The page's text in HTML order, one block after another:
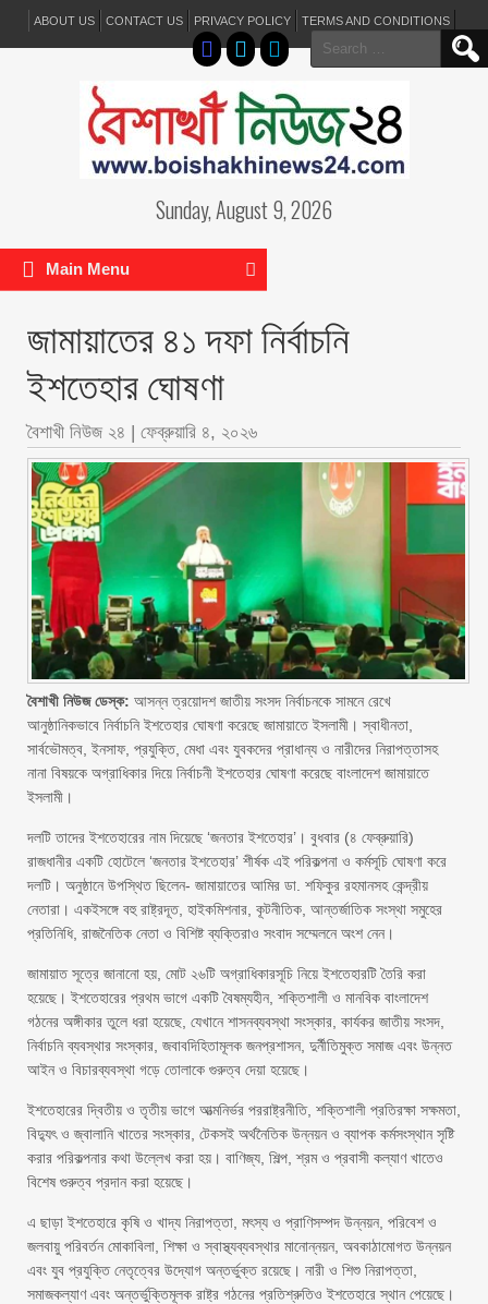
ABOUT US CONTACT US PRIVACY POLICY TERMS AND CONDITIONS
Search
for:
Sunday, August 9, 2026
Main Menu
জামায়াতের ৪১ দফা নির্বাচনি
ইশতেহার ঘোষণা
বৈশাখী নিউজ ২৪ | ফেব্রুয়ারি ৪, ২০২৬
বৈশাখী নিউজ ডেস্ক: আসন্ন ত্রয়োদশ জাতীয় সংসদ নির্বাচনকে সামনে রেখে
আনুষ্ঠানিকভাবে নির্বাচনি ইশতেহার ঘোষণা করেছে জামায়াতে ইসলামী। স্বাধীনতা,
সার্বভৌমত্ব, ইনসাফ, প্রযুক্তি, মেধা এবং যুবকদের প্রাধান্য ও নারীদের নিরাপত্তাসহ
নানা বিষয়কে অগ্রাধিকার দিয়ে নির্বাচনী ইশতেহার ঘোষণা করেছে বাংলাদেশ জামায়াতে
ইসলামী।
দলটি তাদের ইশতেহারের নাম দিয়েছে ‘জনতার ইশতেহার’। বুধবার (৪ ফেব্রুয়ারি)
রাজধানীর একটি হোটেলে ‘জনতার ইশতেহার’ শীর্ষক এই পরিকল্পনা ও কর্মসূচি ঘোষণা করে
দলটি। অনুষ্ঠানে উপস্থিত ছিলেন- জামায়াতের আমির ডা. শফিকুর রহমানসহ কেন্দ্রীয়
নেতারা। একইসঙ্গে বহু রাষ্ট্রদূত, হাইকমিশনার, কূটনীতিক, আন্তর্জাতিক সংস্থা সমুহের
প্রতিনিধি, রাজনৈতিক নেতা ও বিশিষ্ট ব্যক্তিরাও সংবাদ সম্মেলনে অংশ নেন।
জামায়াত সূত্রে জানানো হয়, মোট ২৬টি অগ্রাধিকারসূচি নিয়ে ইশতেহারটি তৈরি করা
হয়েছে। ইশতেহারের প্রথম ভাগে একটি বৈষম্যহীন, শক্তিশালী ও মানবিক বাংলাদেশ
গঠনের অঙ্গীকার তুলে ধরা হয়েছে, যেখানে শাসনব্যবস্থা সংস্কার, কার্যকর জাতীয় সংসদ,
নির্বাচনি ব্যবস্থার সংস্কার, জবাবদিহিতামূলক জনপ্রশাসন, দুর্নীতিমুক্ত সমাজ এবং উন্নত
আইন ও বিচারব্যবস্থা গড়ে তোলাকে গুরুত্ব দেয়া হয়েছে।
ইশতেহারের দ্বিতীয় ও তৃতীয় ভাগে আত্মনির্ভর পররাষ্ট্রনীতি, শক্তিশালী প্রতিরক্ষা সক্ষমতা,
বিদ্যুৎ ও জ্বালানি খাতের সংস্কার, টেকসই অর্থনৈতিক উন্নয়ন ও ব্যাপক কর্মসংস্থান সৃষ্টি
করার পরিকল্পনার কথা উল্লেখ করা হয়। বাণিজ্য, শিল্প, শ্রম ও প্রবাসী কল্যাণ খাতেও
বিশেষ গুরুত্ব প্রদান করা হয়েছে।
এ ছাড়া ইশতেহারে কৃষি ও খাদ্য নিরাপত্তা, মৎস্য ও প্রাণিসম্পদ উন্নয়ন, পরিবেশ ও
জলবায়ু পরিবর্তন মোকাবিলা, শিক্ষা ও স্বাস্থ্যব্যবস্থার মানোন্নয়ন, অবকাঠামোগত উন্নয়ন
এবং যুব প্রযুক্তি নেতৃত্বের উদ্যোগ অন্তর্ভুক্ত রয়েছে। নারী ও শিশু নিরাপত্তা,
সমাজকল্যাণ এবং অন্তর্ভুক্তিমূলক রাষ্ট্র গঠনের প্রতিশ্রুতিও ইশতেহারে স্থান পেয়েছে।